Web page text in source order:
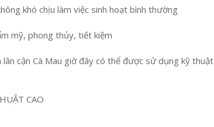
khó chịu làm việc sinh hoạt bình thường
mỹ, phong thủy, tiết kiệm
lân cận Cà Mau giờ đây có thể được sử dụng kỹ thuật
CAO